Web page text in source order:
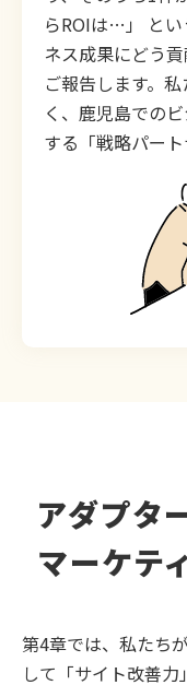
らROIは…」 と
ネス成果にどう
ご報告します。
く、鹿児島での
する「戦略パート
アダプタ
マーケテ
第4章では、私たち
して「サイト改善